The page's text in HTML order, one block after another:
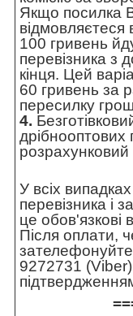
Якщо посилка
відмовляєтеся
100 гривень
перевізника з
кінця. Цей
60 гривень за
пересилку
4.
дрібнооптових
У всіх
перевізника і
це обов'язкові
Після оплати,
9272731